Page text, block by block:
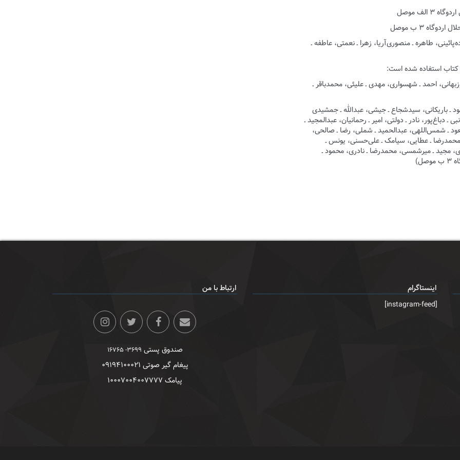
طاهره ـ منصوری‌آریا، زهرا ـ نعمتی، عاطفه ـ
احمد ـ شهسواری، مهدی ـ علیئی، محمدباقر ـ
ـ باریکانی، سیدشجاع ـ جیشی، عبدالله ـ جمشیدی
نادر ـ دولتی، امیر ـ رحمانیان، عبدالمجید ـ
ـ شمس‌اللهی، عبدالحمید ـ شملی، رضا ـ صالحی،
محمدرضا ـ عطایی، سیامک ـ علی‌حسنی، یونس ـ
مجید ـ میرشمسی، محمدرضا ـ نادری، محمود ـ
ارتباط با من
صندوق پستی ۳۶۹۹- ۱۶۷۶۵
پیغام گیر صوتی ۰۹۱۹۴۱۰۰۰۲۱
پیامک ۱۰۰۰۷۰۰۴۰۰۷۷۷۷
اینستاگرام
[instagram-feed]